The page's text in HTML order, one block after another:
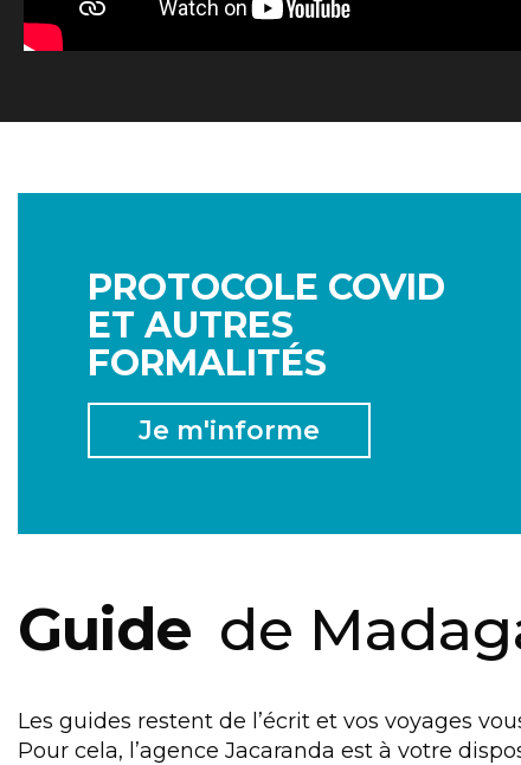
PROTOCOLE COVID
ET AUTRES
FORMALITÉS
Je m'informe
Guide de
Les guides restent de l’écrit et vos voyages
Pour cela, l’agence Jacaranda est à votre